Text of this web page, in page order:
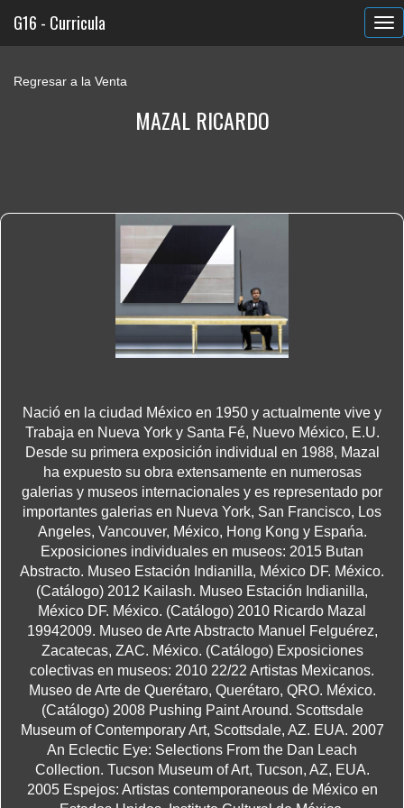
G16 - Curricula
Regresar a la Venta
MAZAL RICARDO
Nació en la ciudad México en 1950 y actualmente vive y
Trabaja en Nueva York y Santa Fé, Nuevo México, E.U.
Desde su primera exposición individual en 1988, Mazal
ha expuesto su obra extensamente en numerosas
galerias y museos internacionales y es representado por
importantes galerias en Nueva York, San Francisco, Los
Angeles, Vancouver, México, Hong Kong y Espańa.
Exposiciones individuales en museos: 2015 Butan
Abstracto. Museo Estación Indianilla, México DF. México.
(Catálogo) 2012 Kailash. Museo Estación Indianilla,
México DF. México. (Catálogo) 2010 Ricardo Mazal
19942009. Museo de Arte Abstracto Manuel Felguérez,
Zacatecas, ZAC. México. (Catálogo) Exposiciones
colectivas en museos: 2010 22/22 Artistas Mexicanos.
Museo de Arte de Querétaro, Querétaro, QRO. México.
(Catálogo) 2008 Pushing Paint Around. Scottsdale
Museum of Contemporary Art, Scottsdale, AZ. EUA. 2007
An Eclectic Eye: Selections From the Dan Leach
Collection. Tucson Museum of Art, Tucson, AZ, EUA.
2005 Espejos: Artistas contemporaneous de México en